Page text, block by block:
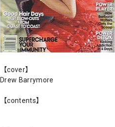
【cover】
Drew Barrymore
【contents】